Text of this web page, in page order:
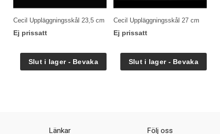
Cecil Uppläggningsskål 23,5 cm
Ej prissatt
Cecil Uppläggningsskål 27 cm
Ej prissatt
Länkar Följ oss